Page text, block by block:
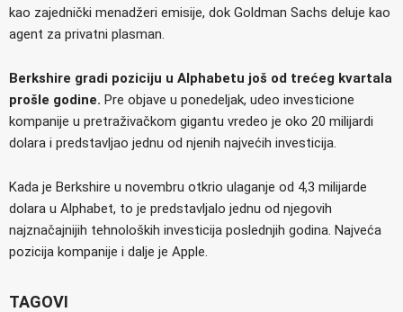
kao zajednički menadžeri emisije, dok Goldman Sachs deluje kao
agent za privatni plasman.
Berkshire gradi poziciju u Alphabetu još od trećeg kvartala
prošle godine. Pre objave u ponedeljak, udeo investicione
kompanije u pretraživačkom gigantu vredeo je oko 20 milijardi
dolara i predstavljao jednu od njenih najvećih investicija.
Kada je Berkshire u novembru otkrio ulaganje od 4,3 milijarde
dolara u Alphabet, to je predstavljalo jednu od njegovih
najznačajnijih tehnoloških investicija poslednjih godina. Najveća
pozicija kompanije i dalje je Apple.
TAGOVI